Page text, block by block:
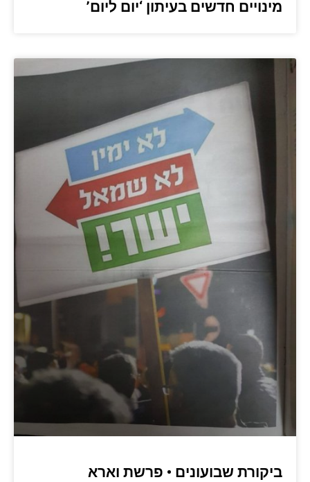
מינויים חדשים בעיתון ‘יום ליום’
ביקורת שבועונים • פרשת וארא